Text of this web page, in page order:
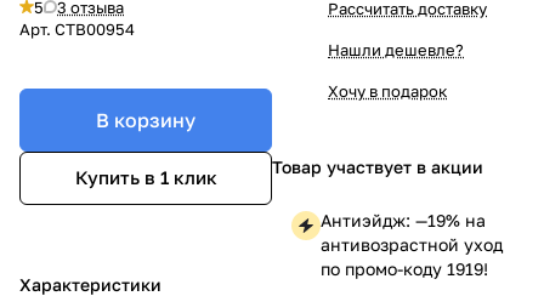
5
3 отзыва
Арт. CTB00954
В корзину
Купить в 1 клик
Характеристики
Рассчитать доставку
Нашли дешевле?
Хочу в подарок
Товар участвует в акции
Антиэйдж: —19% на
антивозрастной уход
по промо-коду 1919!